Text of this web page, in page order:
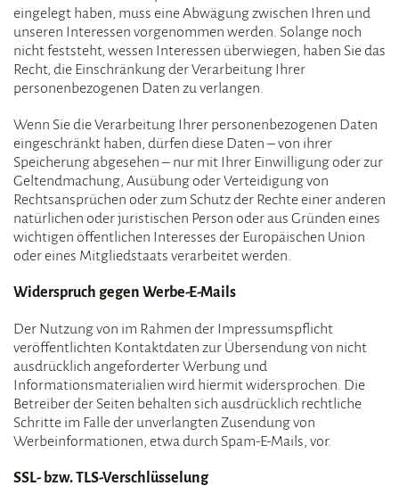
eingelegt haben, muss eine Abwägung zwischen Ihren und
unseren Interessen vorgenommen werden. Solange noch
nicht feststeht, wessen Interessen überwiegen, haben Sie das
Recht, die Einschränkung der Verarbeitung Ihrer
personenbezogenen Daten zu verlangen.
Wenn Sie die Verarbeitung Ihrer personenbezogenen Daten
eingeschränkt haben, dürfen diese Daten – von ihrer
Speicherung abgesehen – nur mit Ihrer Einwilligung oder zur
Geltendmachung, Ausübung oder Verteidigung von
Rechtsansprüchen oder zum Schutz der Rechte einer anderen
natürlichen oder juristischen Person oder aus Gründen eines
wichtigen öffentlichen Interesses der Europäischen Union
oder eines Mitgliedstaats verarbeitet werden.
Widerspruch gegen Werbe-E-Mails
Der Nutzung von im Rahmen der Impressumspflicht
veröffentlichten Kontaktdaten zur Übersendung von nicht
ausdrücklich angeforderter Werbung und
Informationsmaterialien wird hiermit widersprochen. Die
Betreiber der Seiten behalten sich ausdrücklich rechtliche
Schritte im Falle der unverlangten Zusendung von
Werbeinformationen, etwa durch Spam-E-Mails, vor.
SSL- bzw. TLS-Verschlüsselung